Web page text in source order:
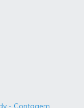
- Contagem